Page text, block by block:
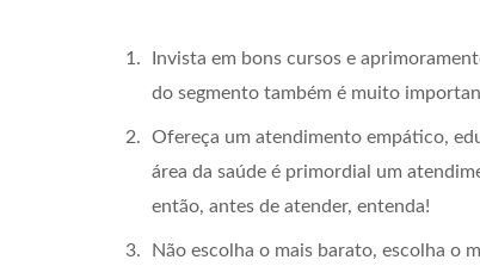
Invista em bons cursos e
do segmento também é muito
Ofereça um atendimento empático,
área da saúde é primordial um
então, antes de atender, entenda!
Não escolha o mais barato, escolha o